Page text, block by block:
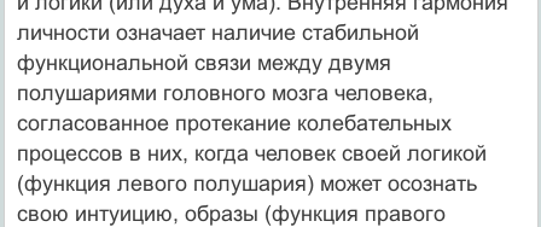
личности означает наличие стабильной
функциональной связи между двумя
полушариями головного мозга человека,
согласованное протекание колебательных
процессов в них, когда человек своей логикой
(функция левого полушария) может осознать
свою интуицию, образы (функция правого